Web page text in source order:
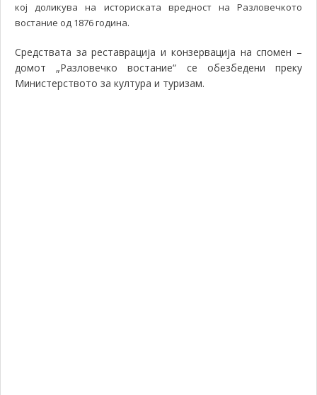
кој доликува на историската вредност на Разловечкото
востание од 1876 година.
Средствата за реставрација и конзервација на спомен –
домот „Разловечко востание“ се обезбедени преку
Министерството за култура и туризам.